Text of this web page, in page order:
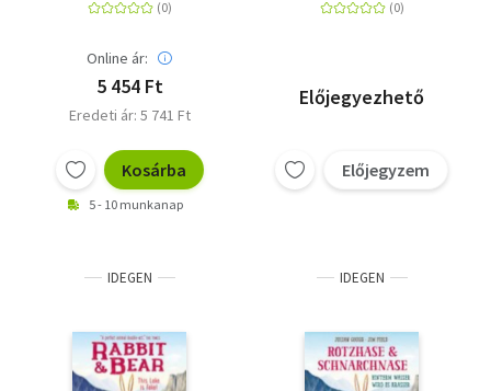
Online ár:
5 454 Ft
Eredeti ár: 5 741 Ft
Kosárba
5 - 10 munkanap
Christmas gift!
Előjegyezhető
Előjegyzem
IDEGEN IDEGEN